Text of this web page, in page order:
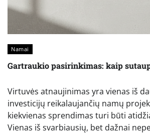
Namai
Gartraukio pasirinkimas: kaip
Virtuvės atnaujinimas yra vienas iš
investicijų reikalaujančių namų
kiekvienas sprendimas turi būti
Vienas iš svarbiausių, bet dažnai